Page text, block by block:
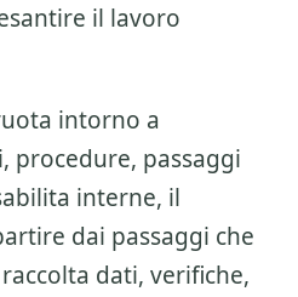
il lavoro
intorno a
procedure, passaggi
interne, il
dai passaggi che
dati, verifiche,